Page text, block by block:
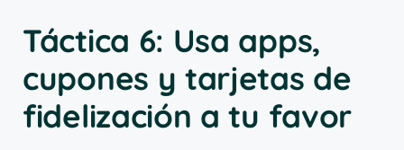
Táctica 6: Usa apps,
cupones y tarjetas de
fidelización a tu favor